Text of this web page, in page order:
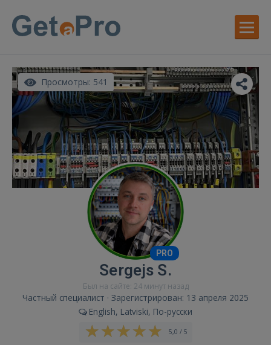
Просмотры: 541
PRO
Sergejs S.
Был на сайте: 24 минут назад
Частный специалист · Зарегистрирован: 13 апреля 2025
English, Latviski, По-русски
5,0 / 5